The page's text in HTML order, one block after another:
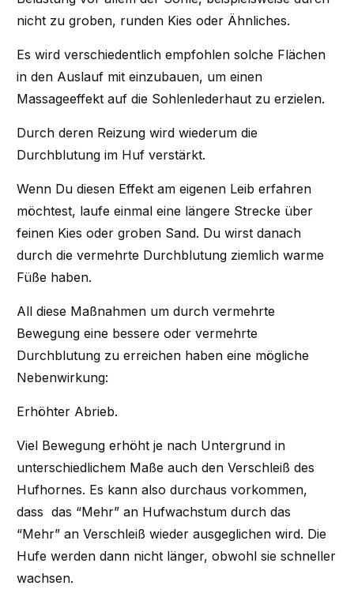
nicht zu groben, runden Kies oder Ähnliches.
Es wird verschiedentlich empfohlen solche Flächen
in den Auslauf mit einzubauen, um einen
Massageeffekt auf die Sohlenlederhaut zu erzielen.
Durch deren Reizung wird wiederum die
Durchblutung im Huf verstärkt.
Wenn Du diesen Effekt am eigenen Leib erfahren
möchtest, laufe einmal eine längere Strecke über
feinen Kies oder groben Sand. Du wirst danach
durch die vermehrte Durchblutung ziemlich warme
Füße haben.
All diese Maßnahmen um durch vermehrte
Bewegung eine bessere oder vermehrte
Durchblutung zu erreichen haben eine mögliche
Nebenwirkung:
Erhöhter Abrieb.
Viel Bewegung erhöht je nach Untergrund in
unterschiedlichem Maße auch den Verschleiß des
Hufhornes. Es kann also durchaus vorkommen,
dass das “Mehr” an Hufwachstum durch das
“Mehr” an Verschleiß wieder ausgeglichen wird. Die
Hufe werden dann nicht länger, obwohl sie schneller
wachsen.